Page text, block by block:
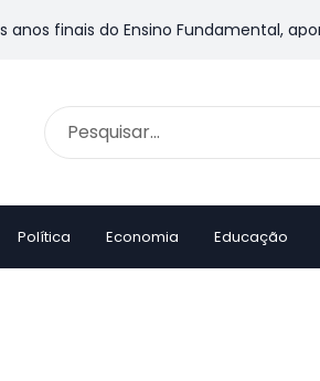
do Ensino Fundamental, aponta Ideb
Política Economia Educação